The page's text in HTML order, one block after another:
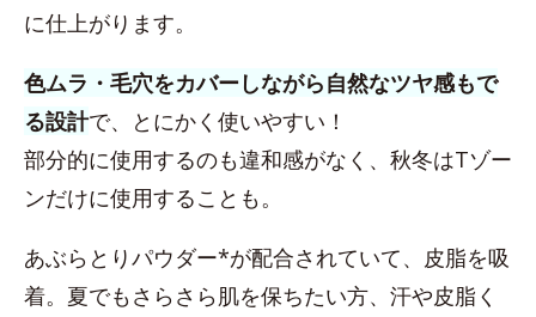
に仕上がります。
色ムラ・毛穴をカバーしながら自然なツヤ感もで
る設計で、とにかく使いやすい！
部分的に使用するのも違和感がなく、秋冬はTゾー
ンだけに使用することも。
あぶらとりパウダー*が配合されていて、皮脂を吸
着。夏でもさらさら肌を保ちたい方、汗や皮脂く